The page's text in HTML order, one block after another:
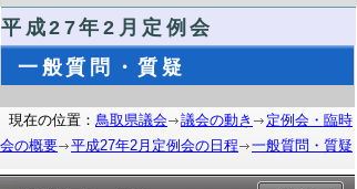
平成27年2月定例会
一般質問・質疑
現在の位置： 鳥取県議会 議会の動き
定例会・臨時
会の概要
平成27年2月定例会の日程 一般質問・質疑